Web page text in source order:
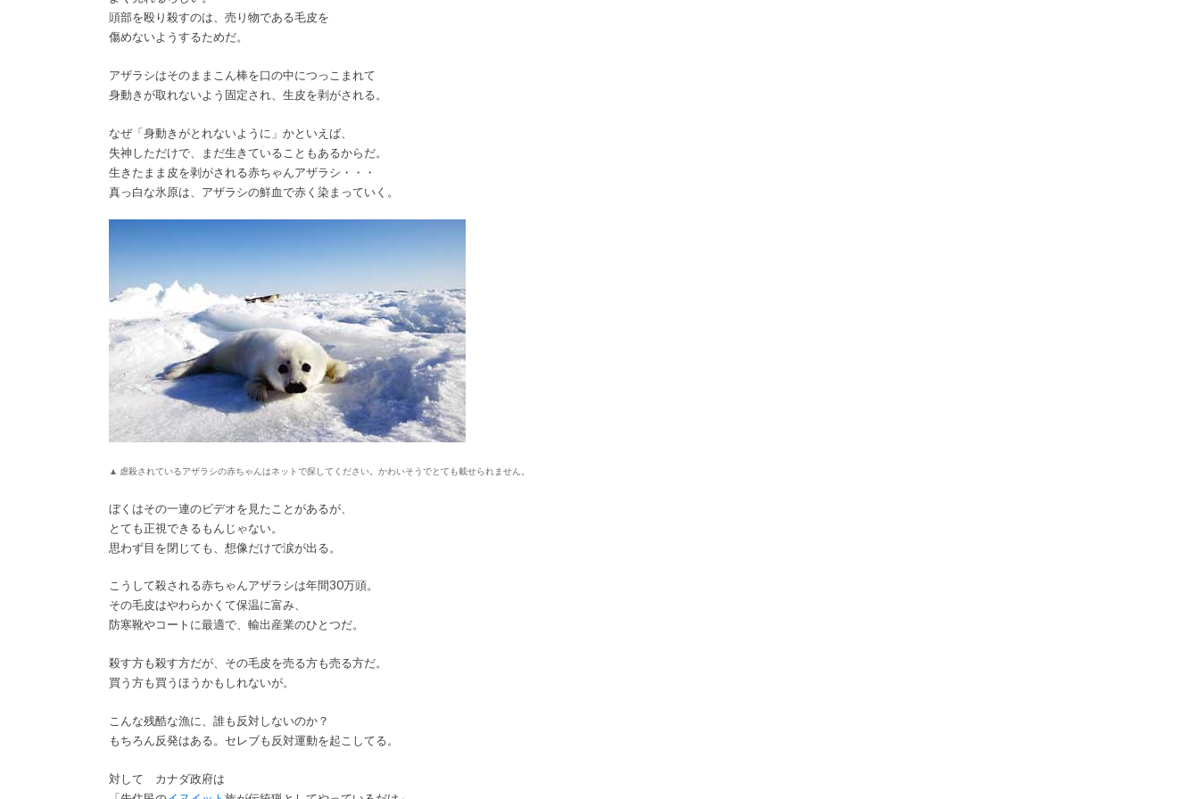
頭部を殴り殺すのは、売り物である毛皮を
傷めないようするためだ。
アザラシはそのままこん棒を口の中につっこまれて
身動きが取れないよう固定され、生皮を剥がされる。
なぜ「身動きがとれないように」かといえば、
失神しただけで、まだ生きていることもあるからだ。
生きたまま皮を剥がされる赤ちゃんアザラシ・・・
真っ白な氷原は、アザラシの鮮血で赤く染まっていく。
▲ 虐殺されているアザラシの赤ちゃんはネットで探してください。かわいそうでとても載せられません。
ぼくはその一連のビデオを見たことがあるが、
とても正視できるもんじゃない。
思わず目を閉じても、想像だけで涙が出る。
こうして殺される赤ちゃんアザラシは年間30万頭。
その毛皮はやわらかくて保温に富み、
防寒靴やコートに最適で、輸出産業のひとつだ。
殺す方も殺す方だが、その毛皮を売る方も売る方だ。
買う方も買うほうかもしれないが。
こんな残酷な漁に、誰も反対しないのか？
もちろん反発はある。セレブも反対運動を起こしてる。
対して カナダ政府は